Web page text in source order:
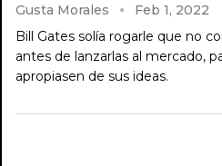
Gusta Morales
Feb 1, 2022
Bill Gates solía rogarle que no
antes de lanzarlas al mercado,
apropiasen de sus ideas.